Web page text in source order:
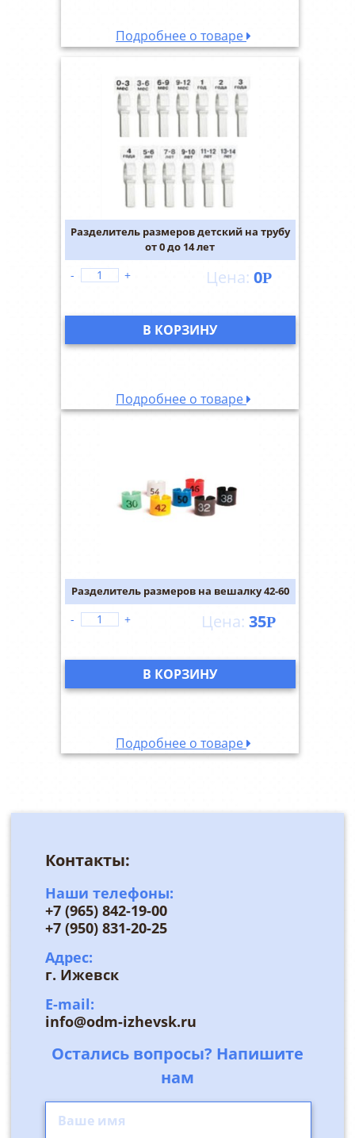
Подробнее о товаре
Разделитель размеров детский на трубу
от 0 до 14 лет
0Р
- +
В КОРЗИНУ
Подробнее о товаре
Разделитель размеров на вешалку 42-60
35Р
- +
В КОРЗИНУ
Подробнее о товаре
Контакты:
Наши телефоны:
+7 (965) 842-19-00
+7 (950) 831-20-25
Адрес:
г. Ижевск
E-mail:
info@odm-izhevsk.ru
Остались вопросы? Напишите
нам